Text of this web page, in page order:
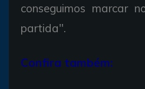
conseguimos marcar
partida".
Confira também: